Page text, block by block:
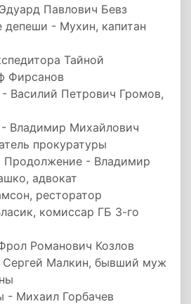
Павлович Бевз
депеши - Мухин, капитан
Тайной
Фирсанов
Василий Петрович Громов,
Владимир Михайлович
прокуратуры
Продолжение - Владимир
адвокат
ресторатор
комиссар ГБ 3-го
Романович Козлов
Сергей Малкин, бывший муж
- Михаил Горбачев